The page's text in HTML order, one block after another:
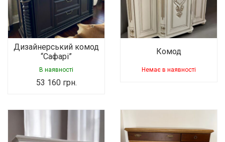
Дизайнерський комод
“Сафарі”
53 160 грн.
В наявності
Комод
Немає в наявності